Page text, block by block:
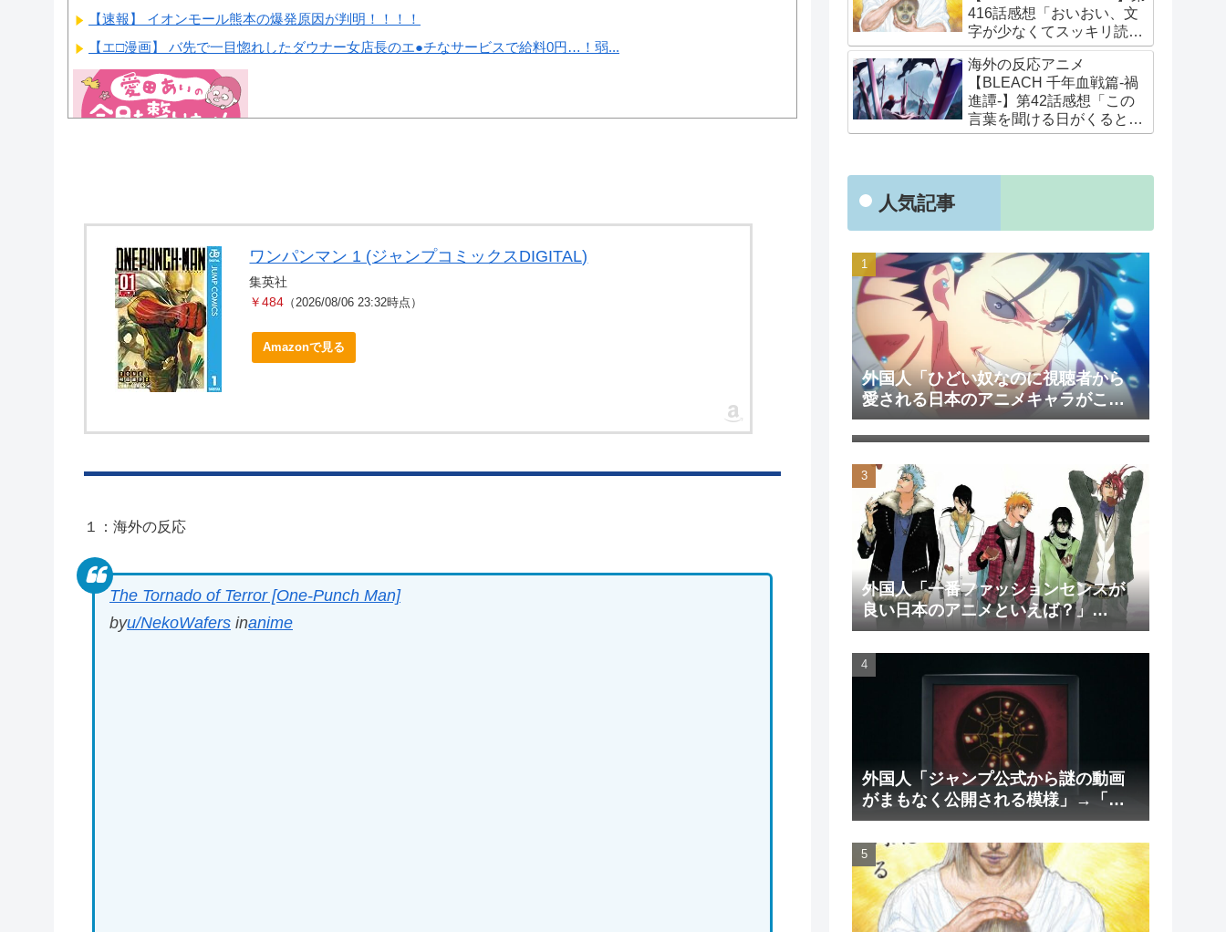
【速報】 イオンモール熊本の爆発原因が判明！！！！
【エ□漫画】 バ先で一目惚れしたダウナー女店長のエ●チなサービスで給料0円…！弱...
ワンパンマン 1 (ジャンプコミックスDIGITAL)
集英社
￥484 （2026/08/06 23:32時点）
Amazonで見る
１：海外の反応
The Tornado of Terror [One-Punch Man]
byu/NekoWafers inanime
416話感想「おいおい、文
字が少なくてスッキリ読め
るぞ！！」
海外の反応アニメ
【BLEACH 千年血戦篇-禍
進譚-】第42話感想「この
言葉を聞ける日がくると
は･･･夢みたいだ」
人気記事
外国人「ひどい奴なのに視聴者から
愛される日本のアニメキャラがこち
ら」（海外の反応）
外国人「日本のアニメを見て初めて
泣いた作品は？」→「2000年代の3大
泣けるアニメ」（海外の反応）
外国人「一番ファッションセンスが
良い日本のアニメといえば？」
→「一択でしょ」（海外の反応）
外国人「ジャンプ公式から謎の動画
がまもなく公開される模様」→「ま
さか本当にくるのか？！」（海外の
反応）